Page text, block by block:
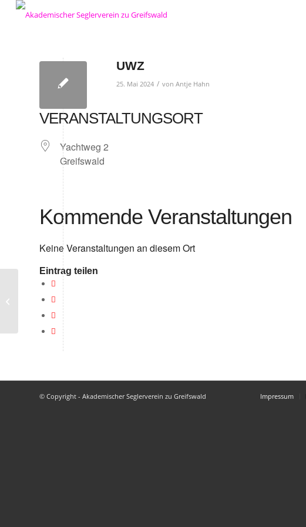
UWZ
25. Mai 2024 / von Antje Hahn
VERANSTALTUNGSORT
Yachtweg 2
Greifswald
Kommende Veranstaltungen
Keine Veranstaltungen an diesem Ort
Eintrag teilen
© Copyright - Akademischer Seglerverein zu Greifswald Impressum
Museumshafen